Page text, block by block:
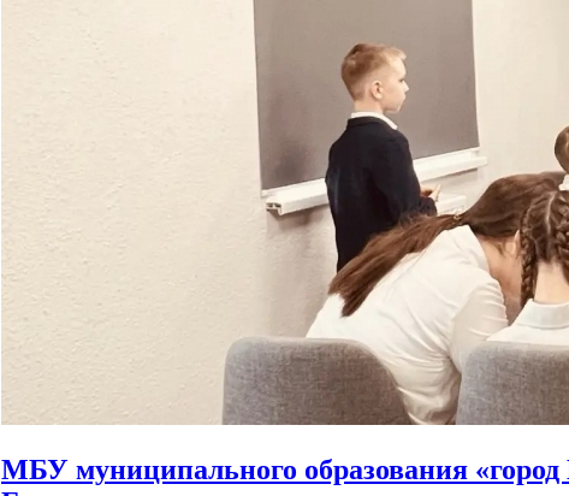
МБУ муниципального образования «город